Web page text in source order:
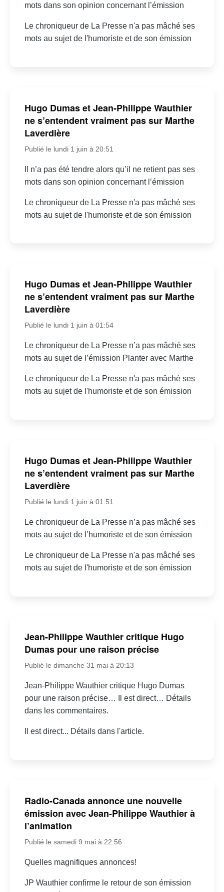
mots dans son opinion concernant l’émission
Le chroniqueur de La Presse n'a pas mâché ses
mots au sujet de l'humoriste et de son émission
Hugo Dumas et Jean-Philippe Wauthier
ne s’entendent vraiment pas sur Marthe
Laverdière
Publié le lundi 1 juin à 20:51
Il n’a pas été tendre alors qu’il ne retient pas ses
mots dans son opinion concernant l’émission
Le chroniqueur de La Presse n'a pas mâché ses
mots au sujet de l'humoriste et de son émission
Hugo Dumas et Jean-Philippe Wauthier
ne s’entendent vraiment pas sur Marthe
Laverdière
Publié le lundi 1 juin à 01:54
Le chroniqueur de La Presse n’a pas mâché ses
mots au sujet de l’émission Planter avec Marthe
Le chroniqueur de La Presse n'a pas mâché ses
mots au sujet de l'humoriste et de son émission
Hugo Dumas et Jean-Philippe Wauthier
ne s’entendent vraiment pas sur Marthe
Laverdière
Publié le lundi 1 juin à 01:51
Le chroniqueur de La Presse n’a pas mâché ses
mots au sujet de l’humoriste et de son émission
Le chroniqueur de La Presse n'a pas mâché ses
mots au sujet de l'humoriste et de son émission
Jean-Philippe Wauthier critique Hugo
Dumas pour une raison précise
Publié le dimanche 31 mai à 20:13
Jean-Philippe Wauthier critique Hugo Dumas
pour une raison précise… Il est direct… Détails
dans les commentaires.
Il est direct... Détails dans l'article.
Radio-Canada annonce une nouvelle
émission avec Jean-Philippe Wauthier à
l’animation
Publié le samedi 9 mai à 22:56
Quelles magnifiques annonces!
JP Wauthier confirme le retour de son émission